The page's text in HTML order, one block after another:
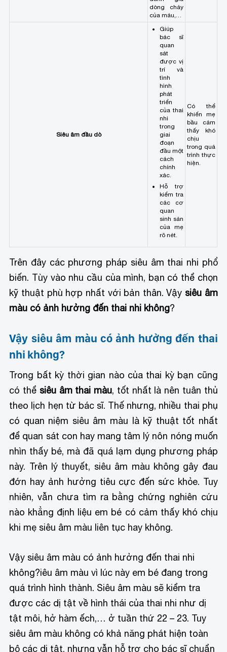
dòng chảy
của máu,…
Siêu âm đầu dò
Giúp
bác sĩ
quan
sát
được vị
trí và
tình
hình
phát
triển
của thai
nhi
trong
giai
đoạn
đầu một
cách
chính
xác.
Hỗ trợ
kiểm tra
các cơ
quan
sinh sản
của mẹ
rõ nét.
Có thể
khiến mẹ
bầu cảm
thấy khó
chịu
trong quá
trình thực
hiện.
Trên đây các phương pháp siêu âm thai nhi phổ
biến. Tùy vào nhu cầu của mình, bạn có thể chọn
kỹ thuật phù hợp nhất với bản thân. Vậy siêu âm
màu có ảnh hưởng đến thai nhi không?
Vậy siêu âm màu có ảnh hưởng đến thai
nhi không?
Trong bất kỳ thời gian nào của thai kỳ bạn cũng
có thể siêu âm thai màu, tốt nhất là nên tuân thủ
theo lịch hẹn từ bác sĩ. Thế nhưng, nhiều thai phụ
có quan niệm siêu âm màu là kỹ thuật tốt nhất
để quan sát con hay mang tâm lý nôn nóng muốn
nhìn thấy bé, mà đã quá lạm dụng phương pháp
này. Trên lý thuyết, siêu âm màu không gây đau
đớn hay ảnh hưởng tiêu cực đến sức khỏe. Tuy
nhiên, vẫn chưa tìm ra bằng chứng nghiên cứu
nào khẳng định liệu em bé có cảm thấy khó chịu
khi mẹ siêu âm màu liên tục hay không.
Vậy siêu âm màu có ảnh hưởng đến thai nhi
không?iêu âm màu vì lúc này em bé đang trong
quá trình hình thành. Siêu âm màu sẽ kiểm tra
được các dị tật về hình thái của thai nhi như dị
tật môi, hở hàm ếch,… ở tuần thứ 22 – 23. Tuy
siêu âm màu không có khả năng phát hiện toàn
bộ các dị tật, nhưng vẫn hỗ trợ cho bác sĩ chuẩn